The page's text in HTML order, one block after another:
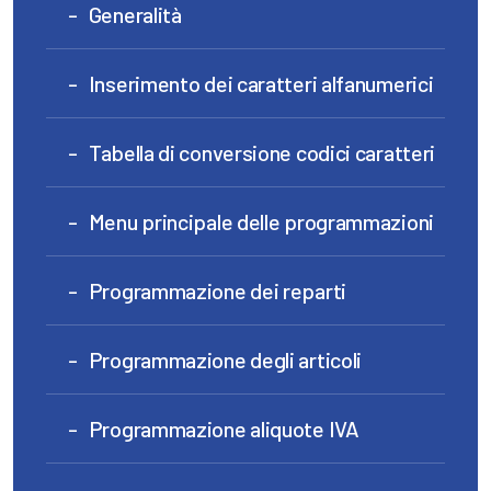
Generalità
Inserimento dei caratteri alfanumerici
Tabella di conversione codici caratteri
Menu principale delle programmazioni
Programmazione dei reparti
Programmazione degli articoli
Programmazione aliquote IVA